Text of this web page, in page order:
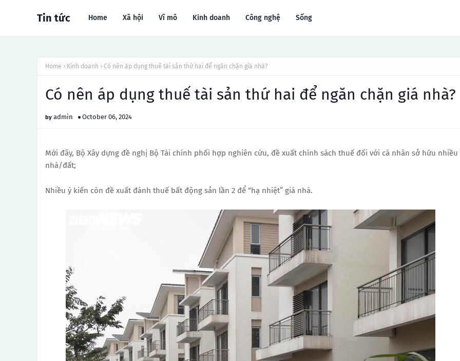
Tin tức Home Xã hội Vĩ mô Kinh doanh Công nghệ Sống
Home Kinh doanh Có nên áp dụng thuế tài sản thứ hai để ngăn chặn giá nhà?
Có nên áp dụng thuế tài sản thứ hai để ngăn chặn giá nhà?
admin October 06, 2024
Mới đây, Bộ Xây dựng đề nghị Bộ Tài chính phối hợp nghiên cứu, đề xuất chính sách thuế đối với cá nhân sở hữu nhiều
nhà/đất;
Nhiều ý kiến ​​còn đề xuất đánh thuế bất động sản lần 2 để “hạ nhiệt” giá nhà.